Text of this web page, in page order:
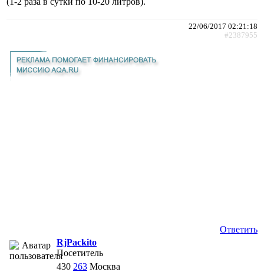
22/06/2017 02:21:18
#2387955
Ответить
RjPackito
Посетитель
430 263 Москва